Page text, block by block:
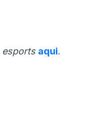
esports aqui.